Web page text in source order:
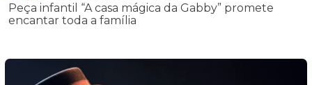
Peça infantil “A casa mágica da Gabby” promete
encantar toda a família